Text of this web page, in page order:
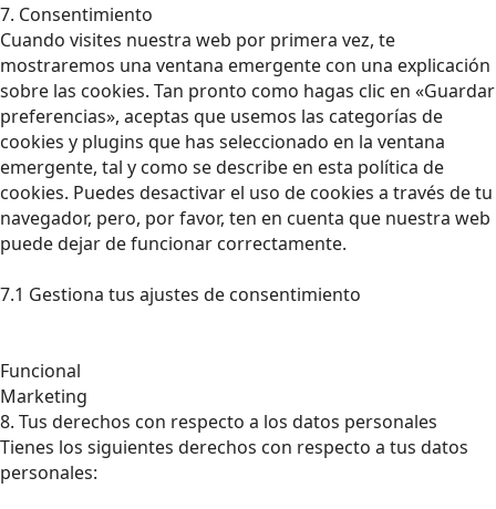
7. Consentimiento
Cuando visites nuestra web por primera vez, te
mostraremos una ventana emergente con una explicación
sobre las cookies. Tan pronto como hagas clic en «Guardar
preferencias», aceptas que usemos las categorías de
cookies y plugins que has seleccionado en la ventana
emergente, tal y como se describe en esta política de
cookies. Puedes desactivar el uso de cookies a través de tu
navegador, pero, por favor, ten en cuenta que nuestra web
puede dejar de funcionar correctamente.
7.1 Gestiona tus ajustes de consentimiento
Funcional
Marketing
8. Tus derechos con respecto a los datos personales
Tienes los siguientes derechos con respecto a tus datos
personales: